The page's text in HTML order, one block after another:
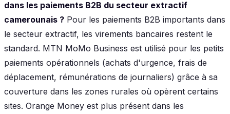
dans les paiements B2B du secteur extractif
camerounais ? Pour les paiements B2B importants dans
le secteur extractif, les virements bancaires restent le
standard. MTN MoMo Business est utilisé pour les petits
paiements opérationnels (achats d'urgence, frais de
déplacement, rémunérations de journaliers) grâce à sa
couverture dans les zones rurales où opèrent certains
sites. Orange Money est plus présent dans les